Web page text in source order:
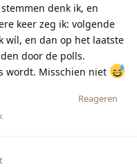
denk ik, en
keer zeg ik: volgende
wíl, en dan op het laatste
door de polls.
wordt. Misschien niet
Reageren